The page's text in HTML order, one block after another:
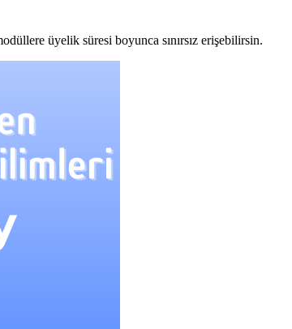
üyelik süresi boyunca sınırsız erişebilirsin.